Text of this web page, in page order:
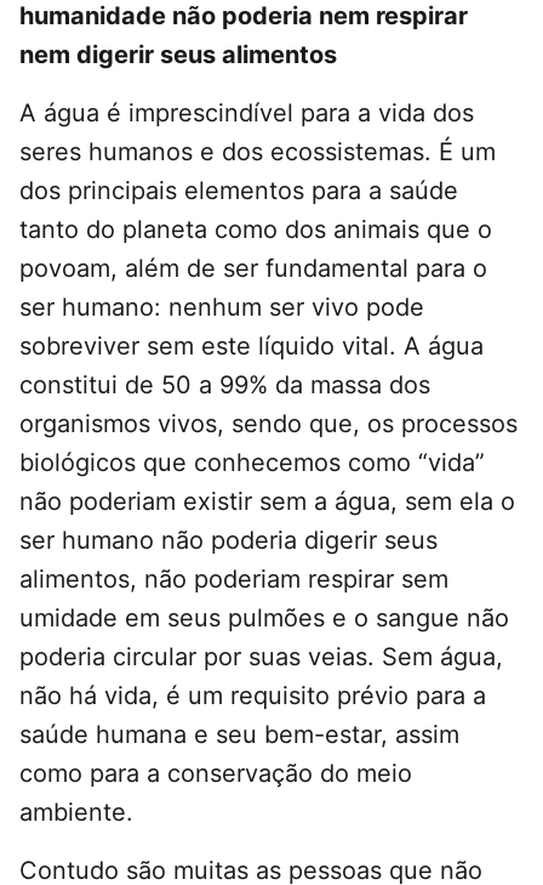
humanidade não poderia nem respirar
nem digerir seus alimentos
A água é imprescindível para a vida dos
seres humanos e dos ecossistemas. É um
dos principais elementos para a saúde
tanto do planeta como dos animais que o
povoam, além de ser fundamental para o
ser humano: nenhum ser vivo pode
sobreviver sem este líquido vital. A água
constitui de 50 a 99% da massa dos
organismos vivos, sendo que, os processos
biológicos que conhecemos como “vida”
não poderiam existir sem a água, sem ela o
ser humano não poderia digerir seus
alimentos, não poderiam respirar sem
umidade em seus pulmões e o sangue não
poderia circular por suas veias. Sem água,
não há vida, é um requisito prévio para a
saúde humana e seu bem-estar, assim
como para a conservação do meio
ambiente.
Contudo são muitas as pessoas que não